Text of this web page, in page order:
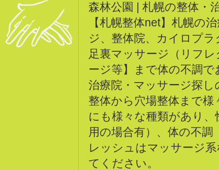
森林公園 | 札幌の整体・
【札幌整体net】札幌の
ジ、整体院、カイロプ
足裏マッサージ（リフ
ージ等】まで体の不調
治療院・マッサージ探
整体から穴場整体まで
にも様々な種類があり
用の場合有）、体の不
レッシュはマッサージ
てください。